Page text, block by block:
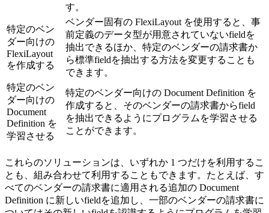
す。
特定のベン
ダー向けの
FlexiLayout
を作成する
ベンダー固有の FlexiLayout を使用すると、事
前定義のデータ型が用意されていないfieldを
抽出できるほか、特定のベンダーの請求書か
ら標準fieldを抽出する方法を変更することも
できます。
特定のベン
ダー向けの
Document
Definition を
学習させる
特定のベンダー向けの Document Definition を
作成すると、そのベンダーの請求書からfield
を抽出できるようにプログラムを学習させる
ことができます。
これらのソリューションは、いずれか 1 つだけを利用するこ
とも、組み合わせて利用することもできます。たとえば、す
べてのベンダーの請求書に適用される追加の Document
Definition に新しいfieldを追加し、一部のベンダーの請求書に